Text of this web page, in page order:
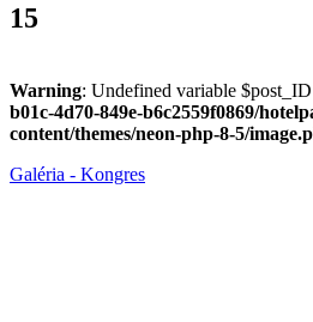
15
Warning: Undefined variable
b01c-4d70-849e-b6c2559f0869/
content/themes/neon-php-8-5/
Galéria - Kongres